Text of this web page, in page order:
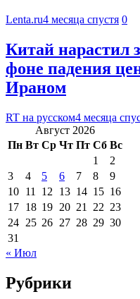
Lenta.ru4 месяца спустя 0
Китай нарастил
фоне падения
Ираном
RT на русском4 месяца
Август 2026
Пн Вт Ср Чт Пт Сб Вс
1
2
3
4 5 6 7 8
9
10 11 12 13 14 15 16
17 18 19 20 21 22 23
24 25 26 27 28 29 30
31
« Июл
Рубрики